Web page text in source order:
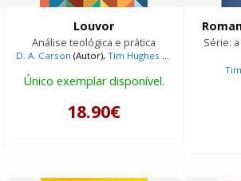
Louvor
Análise teológica e prática
D. A. Carson (Autor),Tim Hughes
Único exemplar disponível.
18.90€
Série: